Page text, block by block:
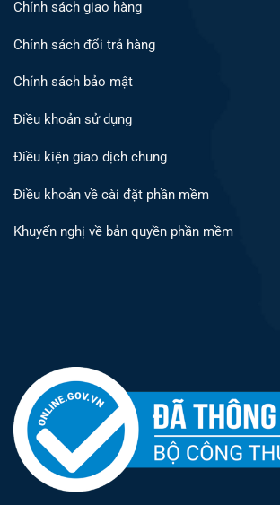
Chính sách giao hàng
Chính sách đổi trả hàng
Chính sách bảo mật
Điều khoản sử dụng
Điều kiện giao dịch chung
Điều khoản về cài đặt phần mềm
Khuyến nghị về bản quyền phần mềm